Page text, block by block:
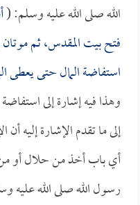
الله صلى الله عليه وسلم: (
فتح بيت المقدس، ثم
استفاضة المال حتى يعطى
وهذا فيه إشارة إلى
إلى ما تقدم الإشارة إليه
أي باب أخذ من حلال أو
رسول الله صلى الله